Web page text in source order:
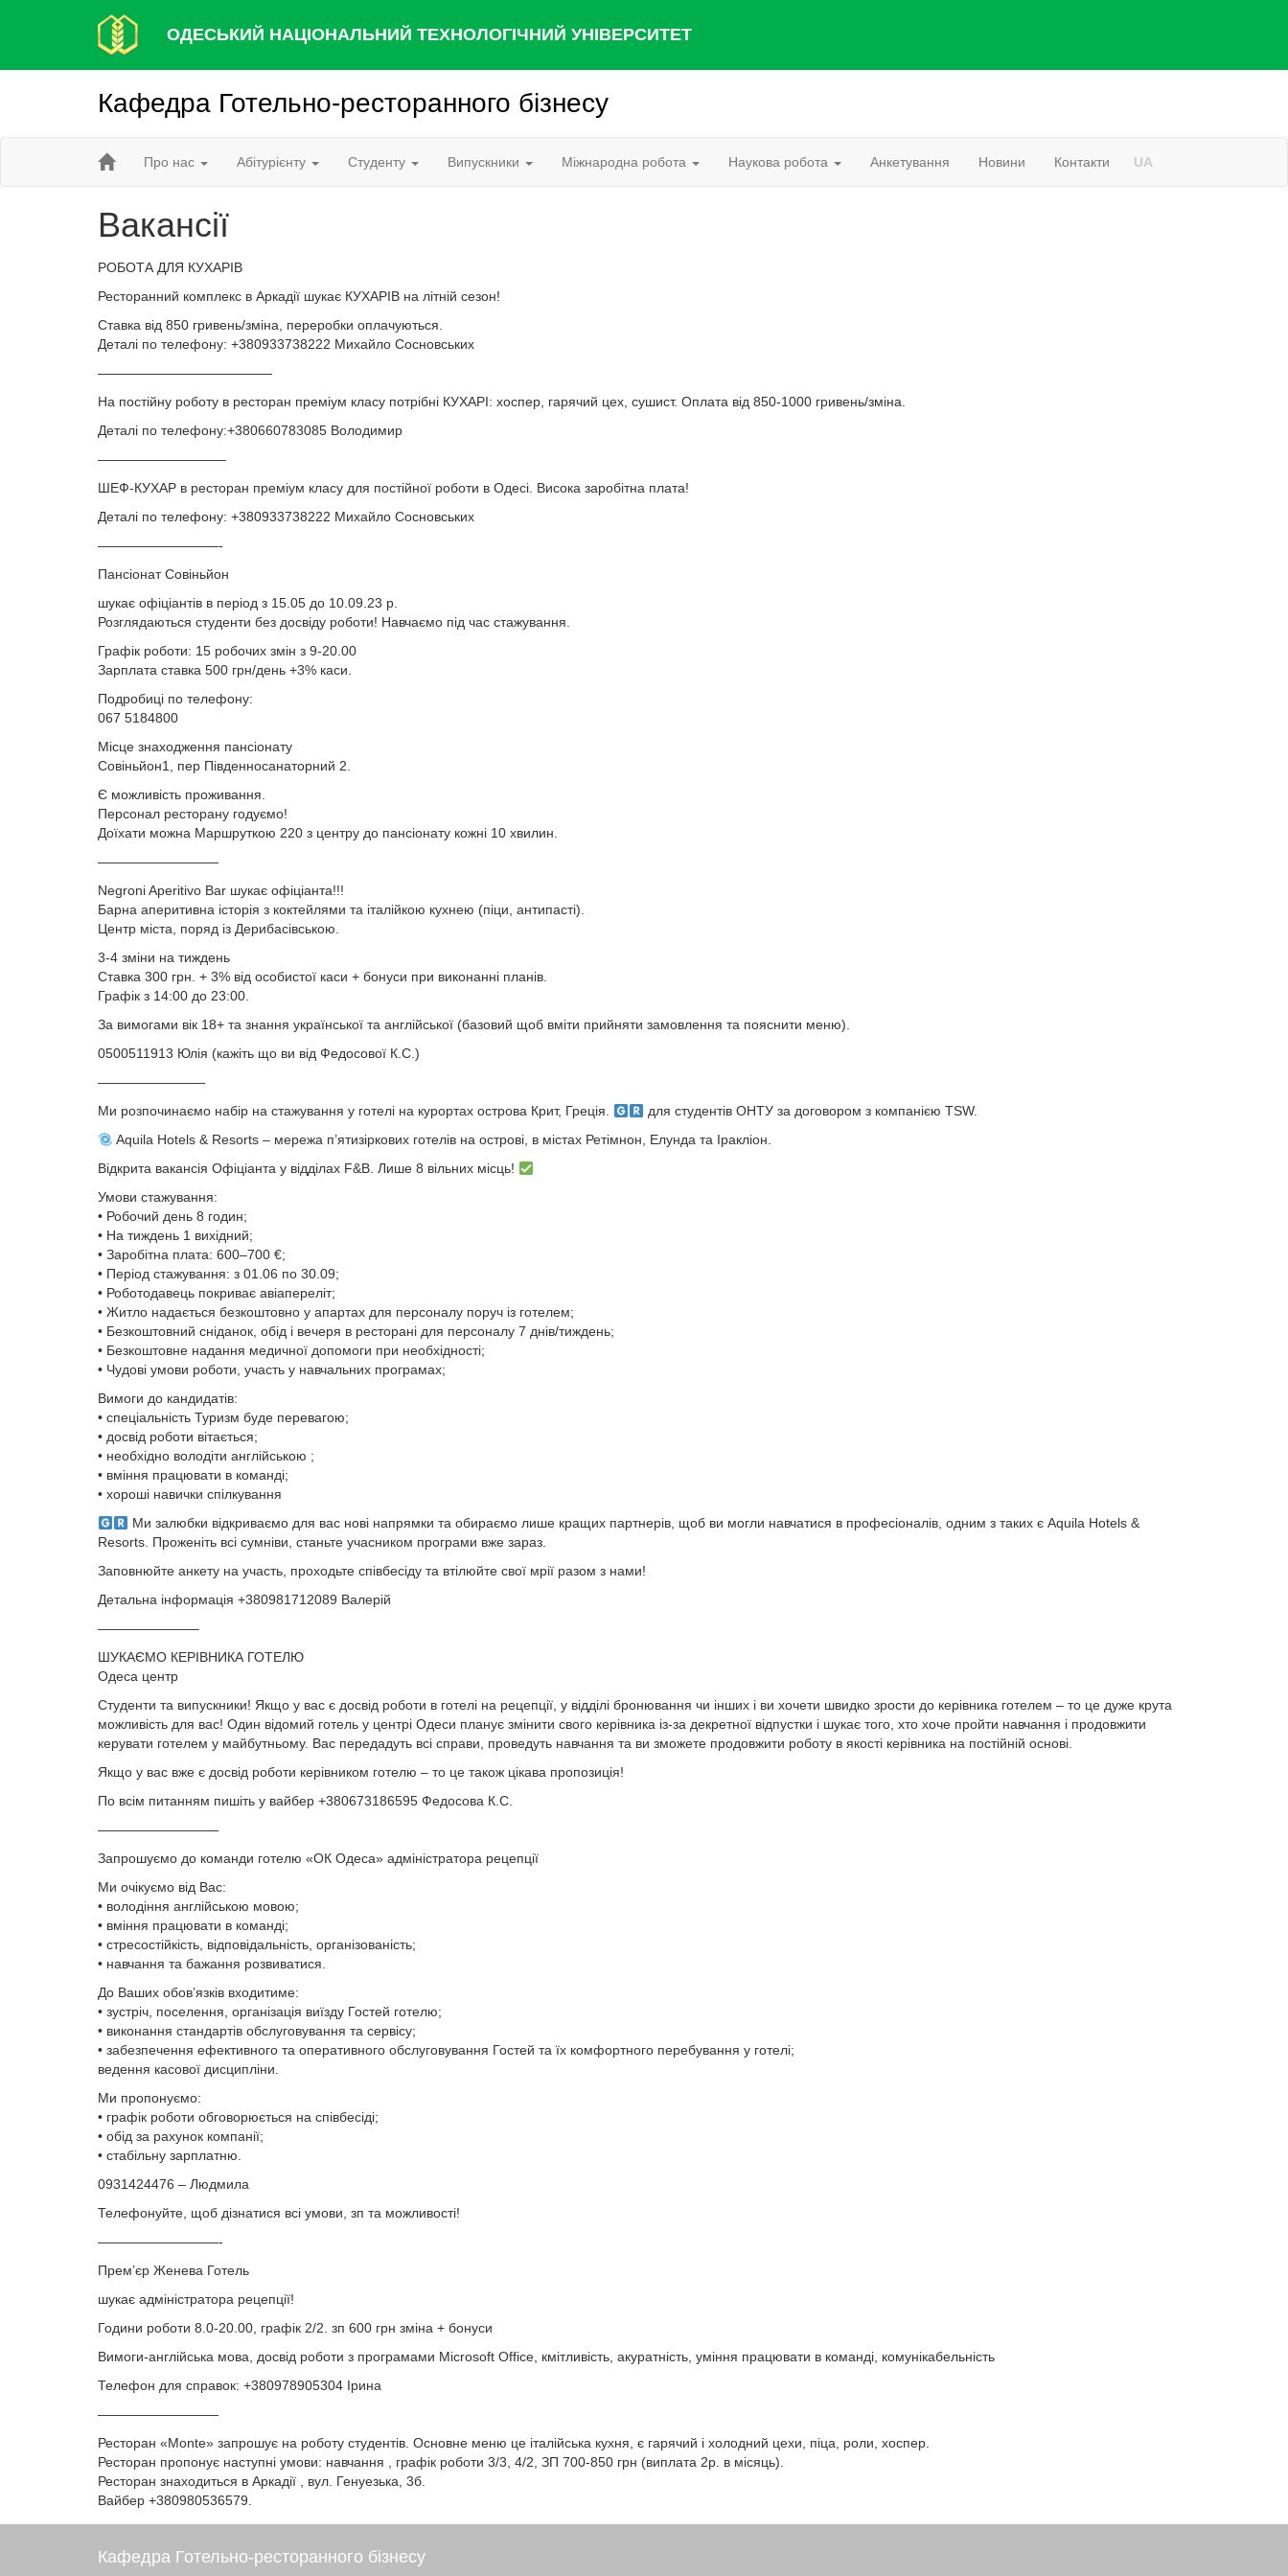
ОДЕСЬКИЙ НАЦІОНАЛЬНИЙ ТЕХНОЛОГІЧНИЙ УНІВЕРСИТЕТ
Кафедра Готельно-ресторанного бізнесу
Про нас Абітурієнту Студенту Випускники Міжнародна робота Наукова робота Анкетування Новини Контакти UA
Вакансії
РОБОТА ДЛЯ КУХАРІВ
Ресторанний комплекс в Аркадії шукає КУХАРІВ на літній сезон!
Ставка від 850 гривень/зміна, переробки оплачуються.
Деталі по телефону: +380933738222 Михайло Сосновських
—————————————
На постійну роботу в ресторан преміум класу потрібні КУХАРІ: хоспер, гарячий цех, сушист. Оплата від 850-1000 гривень/зміна.
Деталі по телефону:+380660783085 Володимир
—————————–
ШЕФ-КУХАР в ресторан преміум класу для постійної роботи в Одесі. Висока заробітна плата!
Деталі по телефону: +380933738222 Михайло Сосновських
—————————-
Пансіонат Совіньйон
шукає офіціантів в період з 15.05 до 10.09.23 р.
Розглядаються студенти без досвіду роботи! Навчаємо під час стажування.
Графік роботи: 15 робочих змін з 9-20.00
Зарплата ставка 500 грн/день +3% каси.
Подробиці по телефону:
067 5184800
Місце знаходження пансіонату
Совіньйон1, пер Південносанаторний 2.
Є можливість проживання.
Персонал ресторану годуємо!
Доїхати можна Маршруткою 220 з центру до пансіонату кожні 10 хвилин.
—————————
Negroni Aperitivo Bar шукає офіціанта!!!
Барна аперитивна історія з коктейлями та італійкою кухнею (піци, антипасті).
Центр міста, поряд із Дерибасівською.
3-4 зміни на тиждень
Ставка 300 грн. + 3% від особистої каси + бонуси при виконанні планів.
Графік з 14:00 до 23:00.
За вимогами вік 18+ та знання української та англійської (базовий щоб вміти прийняти замовлення та пояснити меню).
0500511913 Юлія (кажіть що ви від Федосової К.С.)
————————
Ми розпочинаємо набір на стажування у готелі на курортах острова Крит, Греція.
для студентів ОНТУ за договором з компанією TSW.
Aquila Hotels & Resorts – мережа п’ятизіркових готелів на острові, в містах Ретімнон, Елунда та Іракліон.
Відкрита вакансія Офіціанта у відділах F&B. Лише 8 вільних місць!
Умови стажування:
• Робочий день 8 годин;
• На тиждень 1 вихідний;
• Заробітна плата: 600–700 €;
• Період стажування: з 01.06 по 30.09;
• Роботодавець покриває авіапереліт;
• Житло надається безкоштовно у апартах для персоналу поруч із готелем;
• Безкоштовний сніданок, обід і вечеря в ресторані для персоналу 7 днів/тиждень;
• Безкоштовне надання медичної допомоги при необхідності;
• Чудові умови роботи, участь у навчальних програмах;
Вимоги до кандидатів:
• спеціальність Туризм буде перевагою;
• досвід роботи вітається;
• необхідно володіти англійською ;
• вміння працювати в команді;
• хороші навички спілкування
Ми залюбки відкриваємо для вас нові напрямки та обираємо лише кращих партнерів, щоб ви могли навчатися в професіоналів, одним з таких є Aquila Hotels &
Resorts. Проженіть всі сумніви, станьте учасником програми вже зараз.
Заповнюйте анкету на участь, проходьте співбесіду та втілюйте свої мрії разом з нами!
Детальна інформація +380981712089 Валерій
———————–
ШУКАЄМО КЕРІВНИКА ГОТЕЛЮ
Одеса центр
Студенти та випускники! Якщо у вас є досвід роботи в готелі на рецепції, у відділі бронювання чи інших і ви хочети швидко зрости до керівника готелем – то це дуже крута
можливість для вас! Один відомий готель у центрі Одеси планує змінити свого керівника із-за декретної відпустки і шукає того, хто хоче пройти навчання і продовжити
керувати готелем у майбутньому. Вас передадуть всі справи, проведуть навчання та ви зможете продовжити роботу в якості керівника на постійній основі.
Якщо у вас вже є досвід роботи керівником готелю – то це також цікава пропозиція!
По всім питанням пишіть у вайбер +380673186595 Федосова К.С.
—————————
Запрошуємо до команди готелю «ОК Одеса» адміністратора рецепції
Ми очікуємо від Вас:
• володіння англійською мовою;
• вміння працювати в команді;
• стресостійкість, відповідальність, організованість;
• навчання та бажання розвиватися.
До Ваших обов’язків входитиме:
• зустріч, поселення, організація виїзду Гостей готелю;
• виконання стандартів обслуговування та сервісу;
• забезпечення ефективного та оперативного обслуговування Гостей та їх комфортного перебування у готелі;
ведення касової дисципліни.
Ми пропонуємо:
• графік роботи обговорюється на співбесіді;
• обід за рахунок компанії;
• стабільну зарплатню.
0931424476 – Людмила
Телефонуйте, щоб дізнатися всі умови, зп та можливості!
—————————-
Прем’єр Женева Готель
шукає адміністратора рецепції!
Години роботи 8.0-20.00, графік 2/2. зп 600 грн зміна + бонуси
Вимоги-англійська мова, досвід роботи з програмами Microsoft Office, кмітливість, акуратність, уміння працювати в команді, комунікабельність
Телефон для справок: +380978905304 Ірина
—————————
Ресторан «Monte» запрошує на роботу студентів. Основне меню це італійська кухня, є гарячий і холодний цехи, піца, роли, хоспер.
Ресторан пропонує наступні умови: навчання , графік роботи 3/3, 4/2, ЗП 700-850 грн (виплата 2р. в місяць).
Ресторан знаходиться в Аркадії , вул. Генуезька, 3б.
Вайбер +380980536579.
Кафедра Готельно-ресторанного бізнесу